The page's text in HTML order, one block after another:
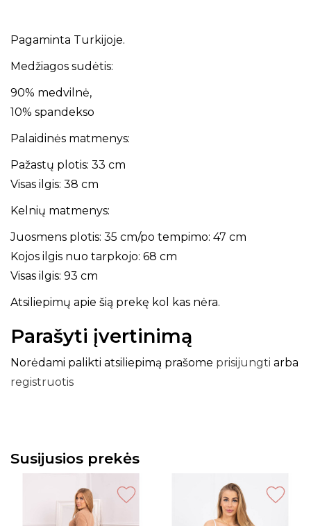
Pagaminta Turkijoje.
Medžiagos sudėtis:
90% medvilnė,
10% spandekso
Palaidinės matmenys:
Pažastų plotis: 33 cm
Visas ilgis: 38 cm
Kelnių matmenys:
Juosmens plotis: 35 cm/po tempimo: 47 cm
Kojos ilgis nuo tarpkojo: 68 cm
Visas ilgis: 93 cm
Atsiliepimų apie šią prekę kol kas nėra.
Parašyti įvertinimą
Norėdami palikti atsiliepimą prašome prisijungti arba
registruotis
Susijusios prekės